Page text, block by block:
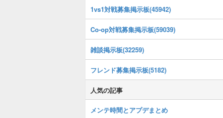
1vs1対戦募集掲示板(45942)
Co-op対戦募集掲示板(59039)
雑談掲示板(32259)
フレンド募集掲示板(5182)
人気の記事
メンテ時間とアプデまとめ